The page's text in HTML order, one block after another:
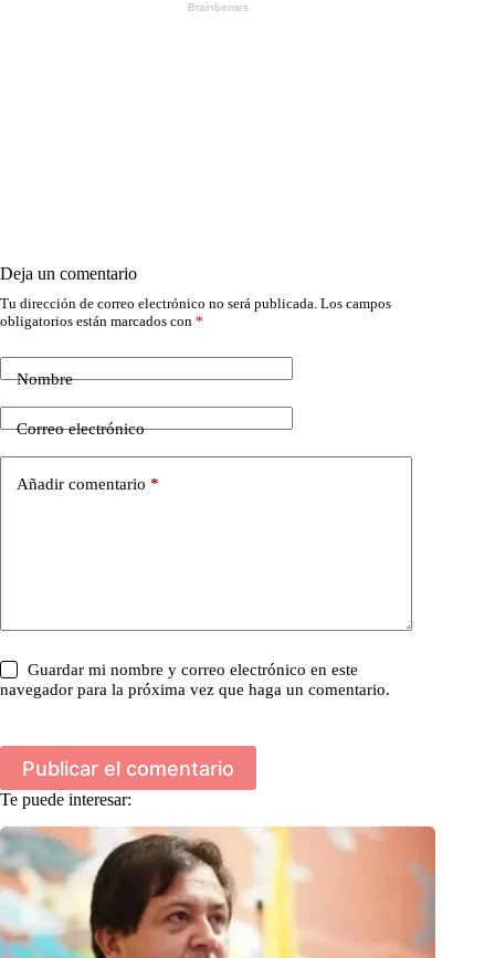
Deja un comentario
Tu dirección de correo electrónico no será publicada. Los campos
obligatorios están marcados con *
Nombre
Correo electrónico
Añadir comentario *
Guardar mi nombre y correo electrónico en este
navegador para la próxima vez que haga un comentario.
Publicar el comentario
Te puede interesar: